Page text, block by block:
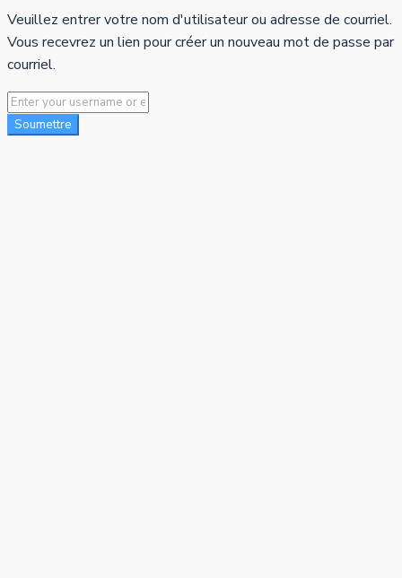
Veuillez entrer votre nom d'utilisateur ou adresse de courriel.
Vous recevrez un lien pour créer un nouveau mot de passe par
courriel.
Soumettre